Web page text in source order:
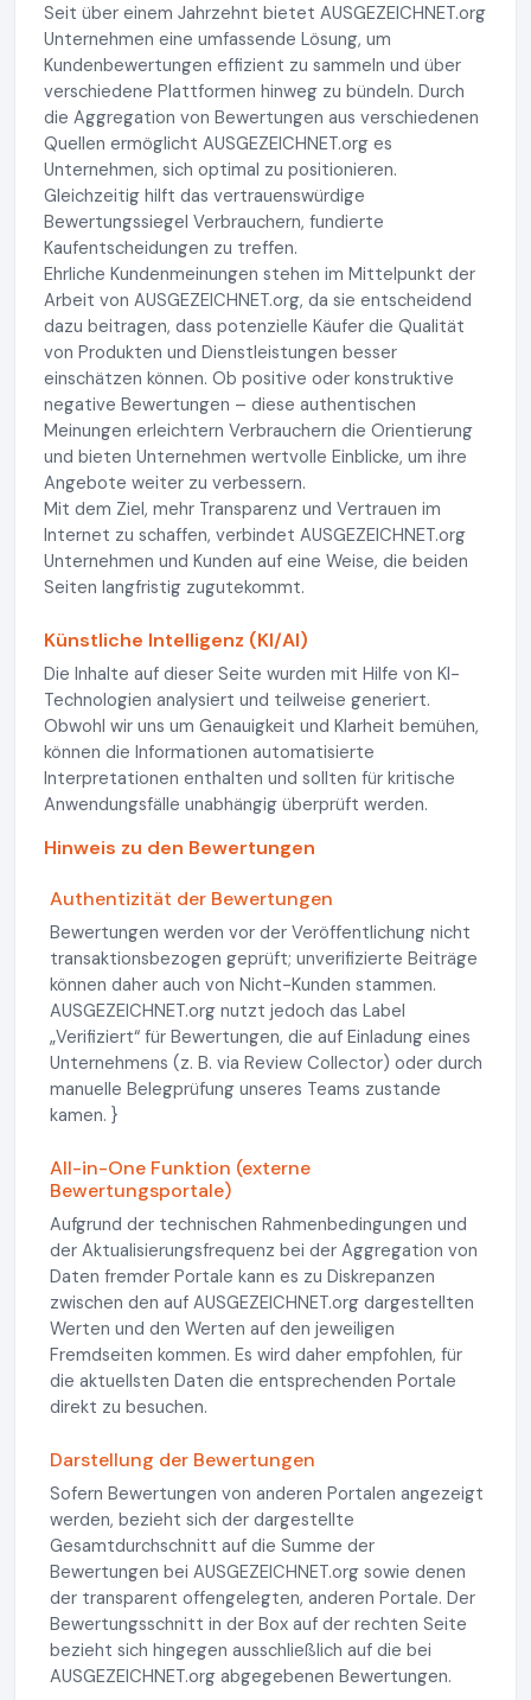
Seit über einem Jahrzehnt bietet AUSGEZEICHNET.org
Unternehmen eine umfassende Lösung, um
Kundenbewertungen effizient zu sammeln und über
verschiedene Plattformen hinweg zu bündeln. Durch
die Aggregation von Bewertungen aus verschiedenen
Quellen ermöglicht AUSGEZEICHNET.org es
Unternehmen, sich optimal zu positionieren.
Gleichzeitig hilft das vertrauenswürdige
Bewertungssiegel Verbrauchern, fundierte
Kaufentscheidungen zu treffen.
Ehrliche Kundenmeinungen stehen im Mittelpunkt der
Arbeit von AUSGEZEICHNET.org, da sie entscheidend
dazu beitragen, dass potenzielle Käufer die Qualität
von Produkten und Dienstleistungen besser
einschätzen können. Ob positive oder konstruktive
negative Bewertungen – diese authentischen
Meinungen erleichtern Verbrauchern die Orientierung
und bieten Unternehmen wertvolle Einblicke, um ihre
Angebote weiter zu verbessern.
Mit dem Ziel, mehr Transparenz und Vertrauen im
Internet zu schaffen, verbindet AUSGEZEICHNET.org
Unternehmen und Kunden auf eine Weise, die beiden
Seiten langfristig zugutekommt.
Künstliche Intelligenz (KI/AI)
Die Inhalte auf dieser Seite wurden mit Hilfe von KI-
Technologien analysiert und teilweise generiert.
Obwohl wir uns um Genauigkeit und Klarheit bemühen,
können die Informationen automatisierte
Interpretationen enthalten und sollten für kritische
Anwendungsfälle unabhängig überprüft werden.
Hinweis zu den Bewertungen
Authentizität der Bewertungen
Bewertungen werden vor der Veröffentlichung nicht
transaktionsbezogen geprüft; unverifizierte Beiträge
können daher auch von Nicht-Kunden stammen.
AUSGEZEICHNET.org nutzt jedoch das Label
„Verifiziert“ für Bewertungen, die auf Einladung eines
Unternehmens (z. B. via Review Collector) oder durch
manuelle Belegprüfung unseres Teams zustande
kamen. }
All-in-One Funktion (externe
Bewertungsportale)
Aufgrund der technischen Rahmenbedingungen und
der Aktualisierungsfrequenz bei der Aggregation von
Daten fremder Portale kann es zu Diskrepanzen
zwischen den auf AUSGEZEICHNET.org dargestellten
Werten und den Werten auf den jeweiligen
Fremdseiten kommen. Es wird daher empfohlen, für
die aktuellsten Daten die entsprechenden Portale
direkt zu besuchen.
Darstellung der Bewertungen
Sofern Bewertungen von anderen Portalen angezeigt
werden, bezieht sich der dargestellte
Gesamtdurchschnitt auf die Summe der
Bewertungen bei AUSGEZEICHNET.org sowie denen
der transparent offengelegten, anderen Portale. Der
Bewertungsschnitt in der Box auf der rechten Seite
bezieht sich hingegen ausschließlich auf die bei
AUSGEZEICHNET.org abgegebenen Bewertungen.